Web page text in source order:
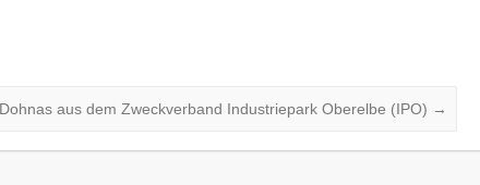
aus dem Zweckverband Industriepark Oberelbe (IPO) →